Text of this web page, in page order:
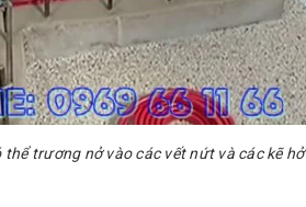
trương nở vào các vết nứt và các kẽ hở